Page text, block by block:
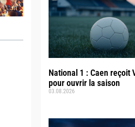
National 1 : Caen reçoit
pour ouvrir la saison
03.08.2026